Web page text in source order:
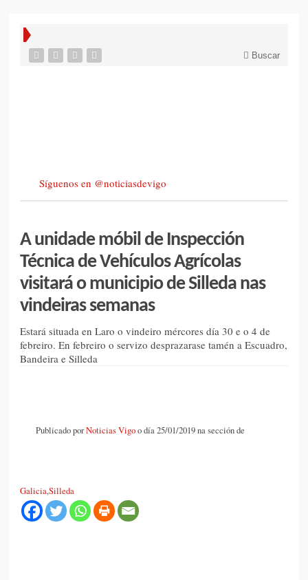
Buscar
Síguenos en @noticiasdevigo
A unidade móbil de Inspección
Técnica de Vehículos Agrícolas
visitará o municipio de Silleda nas
vindeiras semanas
Estará situada en Laro o vindeiro mércores día 30 e o 4 de
febreiro. En febreiro o servizo desprazarase tamén a Escuadro,
Bandeira e Silleda
Publicado porNoticias Vigoo día 25/01/2019 na sección de
Galicia,Silleda